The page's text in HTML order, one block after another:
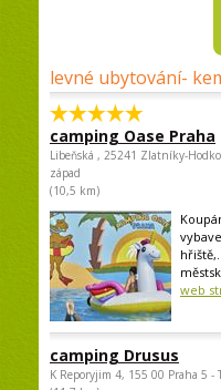
levné ubytování-
camping Oase Praha
Libeňská , 25241 Zlatníky-
západ
(10,5 km)
web
camping Drusus
K Reporyjim 4, 155 00 Praha 5 -